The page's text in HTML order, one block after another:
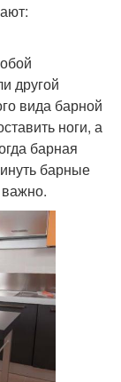
другой
вида барной
ноги, а
барная
барные